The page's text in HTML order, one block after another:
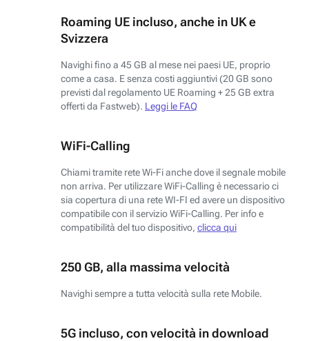
Roaming UE incluso, anche in UK e
Svizzera
Navighi fino a 45 GB al mese nei paesi UE, proprio
come a casa. E senza costi aggiuntivi (20 GB sono
previsti dal regolamento UE Roaming + 25 GB extra
offerti da Fastweb). Leggi le FAQ
WiFi-Calling
Chiami tramite rete Wi-Fi anche dove il segnale mobile
non arriva. Per utilizzare WiFi-Calling è necessario ci
sia copertura di una rete WI-FI ed avere un dispositivo
compatibile con il servizio WiFi-Calling. Per info e
compatibilità del tuo dispositivo, clicca qui
250 GB, alla massima velocità
Navighi sempre a tutta velocità sulla rete Mobile.
5G incluso, con velocità in download